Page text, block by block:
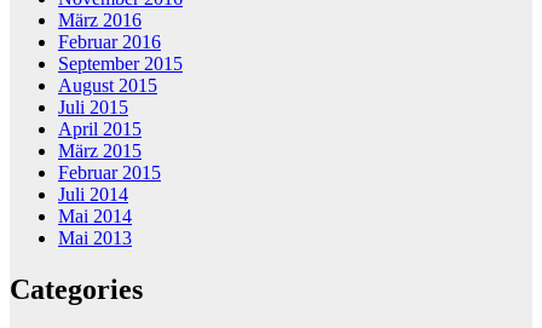
März 2016
Februar 2016
September 2015
August 2015
Juli 2015
April 2015
März 2015
Februar 2015
Juli 2014
Mai 2014
Mai 2013
Categories